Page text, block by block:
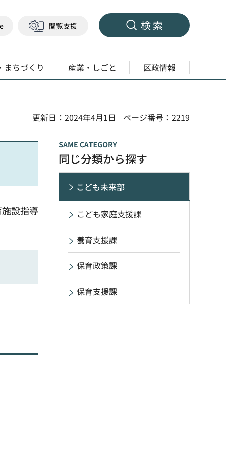
閲覧支援 検索
まちづくり 産業・しごと 区政情報
更新日：2024年4月1日
ページ番号：2219
設指導
同じ分類から探す
こども未来部
こども家庭支援課
養育支援課
保育政策課
保育支援課